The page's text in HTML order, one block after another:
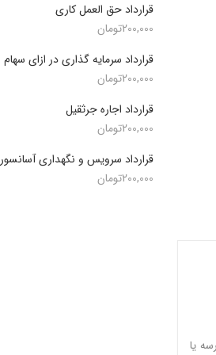
یا
قرارداد حق العمل کاری
200,000تومان
قرارداد سرمایه گذاری در ازای سهام
200,000تومان
قرارداد اجاره جرثقیل
200,000تومان
قرارداد سرویس و نگهداری آسانسور
200,000تومان